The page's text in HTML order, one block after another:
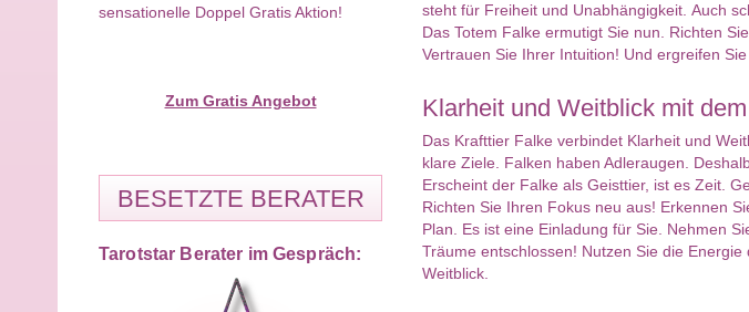
sensationelle Doppel Gratis Aktion!
Zum Gratis Angebot
BESETZTE BERATER
Tarotstar Berater im Gespräch:
steht für Freiheit und Unabhängigkeit. Auch
Das Totem Falke ermutigt Sie nun. Richten
Vertrauen Sie Ihrer Intuition! Und ergreifen
Klarheit und Weitblick mit
Das Krafttier Falke verbindet Klarheit und
klare Ziele. Falken haben Adleraugen.
Erscheint der Falke als Geisttier, ist es Zeit.
Richten Sie Ihren Fokus neu aus! Erkennen
Plan. Es ist eine Einladung für Sie. Nehmen
Träume entschlossen! Nutzen Sie die
Weitblick.